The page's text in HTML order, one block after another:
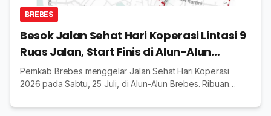
BREBES
Besok Jalan Sehat Hari Koperasi Lintasi 9
Ruas Jalan, Start Finis di Alun-Alun
Brebes
Pemkab Brebes menggelar Jalan Sehat Hari Koperasi
2026 pada Sabtu, 25 Juli, di Alun-Alun Brebes. Ribuan